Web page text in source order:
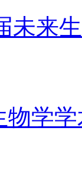
未来
物学